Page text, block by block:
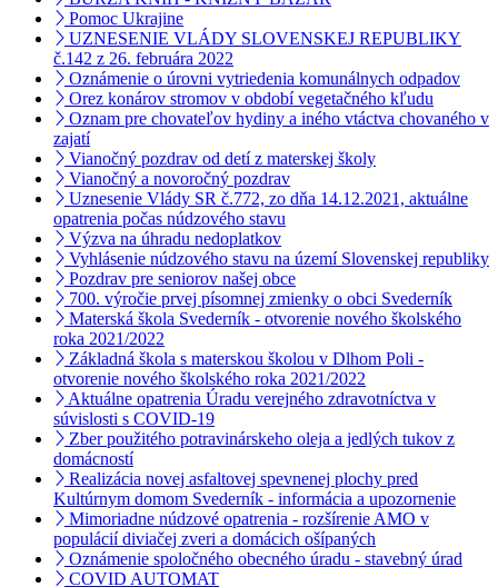
Pomoc Ukrajine
UZNESENIE VLÁDY SLOVENSKEJ REPUBLIKY
č.142 z 26. februára 2022
Oznámenie o úrovni vytriedenia komunálnych odpadov
Orez konárov stromov v období vegetačného kľudu
Oznam pre chovateľov hydiny a iného vtáctva chovaného v
zajatí
Vianočný pozdrav od detí z materskej školy
Vianočný a novoročný pozdrav
Uznesenie Vlády SR č.772, zo dňa 14.12.2021, aktuálne
opatrenia počas núdzového stavu
Výzva na úhradu nedoplatkov
Vyhlásenie núdzového stavu na území Slovenskej republiky
Pozdrav pre seniorov našej obce
700. výročie prvej písomnej zmienky o obci Svederník
Materská škola Svederník - otvorenie nového školského
roka 2021/2022
Základná škola s materskou školou v Dlhom Poli -
otvorenie nového školského roka 2021/2022
Aktuálne opatrenia Úradu verejného zdravotníctva v
súvislosti s COVID-19
Zber použitého potravinárskeho oleja a jedlých tukov z
domácností
Realizácia novej asfaltovej spevnenej plochy pred
Kultúrnym domom Svederník - informácia a upozornenie
Mimoriadne núdzové opatrenia - rozšírenie AMO v
populácií diviačej zveri a domácich ošípaných
Oznámenie spoločného obecného úradu - stavebný úrad
COVID AUTOMAT